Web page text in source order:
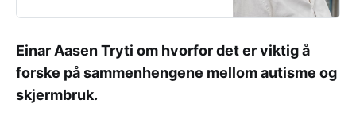
Einar Aasen Tryti om hvorfor det er viktig å
forske på sammenhengene mellom autisme og
skjermbruk.